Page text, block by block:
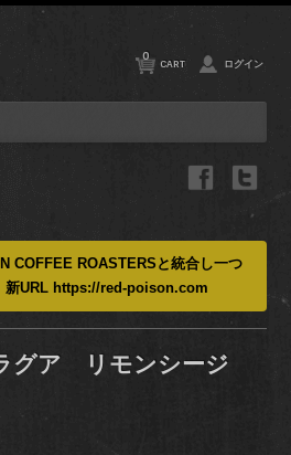
CART
0
ログイン
COFFEE ROASTERSと統合し一つ
URL https://red-poison.com
グア リモンシージ